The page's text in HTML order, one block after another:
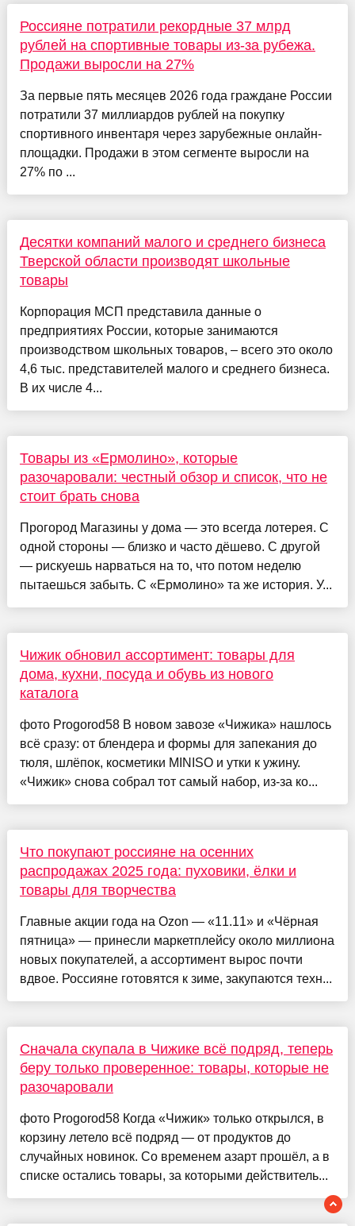
Россияне потратили рекордные 37 млрд
рублей на спортивные товары из-за рубежа.
Продажи выросли на 27%
За первые пять месяцев 2026 года граждане России
потратили 37 миллиардов рублей на покупку
спортивного инвентаря через зарубежные онлайн-
площадки. Продажи в этом сегменте выросли на
27% по ...
Десятки компаний малого и среднего бизнеса
Тверской области производят школьные
товары
Корпорация МСП представила данные о
предприятиях России, которые занимаются
производством школьных товаров, – всего это около
4,6 тыс. представителей малого и среднего бизнеса.
В их числе 4...
Товары из «Ермолино», которые
разочаровали: честный обзор и список, что не
стоит брать снова
Прогород Магазины у дома — это всегда лотерея. С
одной стороны — близко и часто дёшево. С другой
— рискуешь нарваться на то, что потом неделю
пытаешься забыть. С «Ермолино» та же история. У...
Чижик обновил ассортимент: товары для
дома, кухни, посуда и обувь из нового
каталога
фото Progorod58 В новом завозе «Чижика» нашлось
всё сразу: от блендера и формы для запекания до
тюля, шлёпок, косметики MINISO и утки к ужину.
«Чижик» снова собрал тот самый набор, из-за ко...
Что покупают россияне на осенних
распродажах 2025 года: пуховики, ёлки и
товары для творчества
Главные акции года на Ozon — «11.11» и «Чёрная
пятница» — принесли маркетплейсу около миллиона
новых покупателей, а ассортимент вырос почти
вдвое. Россияне готовятся к зиме, закупаются техн...
Сначала скупала в Чижике всё подряд, теперь
беру только проверенное: товары, которые не
разочаровали
фото Progorod58 Когда «Чижик» только открылся, в
корзину летело всё подряд — от продуктов до
случайных новинок. Со временем азарт прошёл, а в
списке остались товары, за которыми действитель...